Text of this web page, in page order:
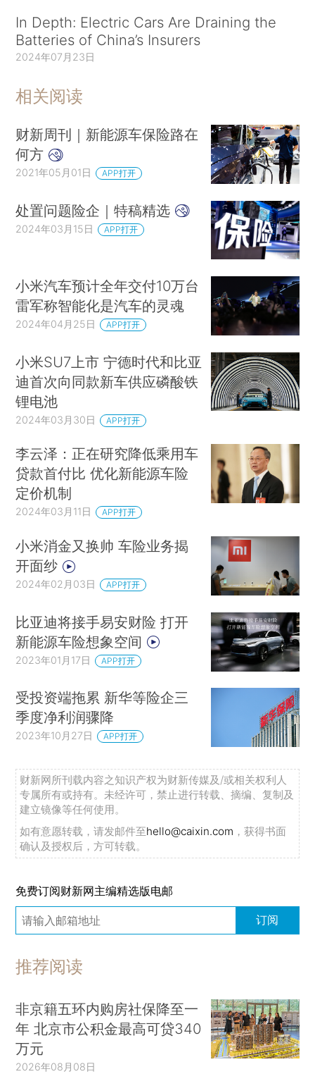
In Depth: Electric Cars Are Draining the
Batteries of China’s Insurers
2024年07月23日
相关阅读
财新周刊｜新能源车保险路在
何方
2021年05月01日 APP打开
处置问题险企｜特稿精选
2024年03月15日 APP打开
小米汽车预计全年交付10万台
雷军称智能化是汽车的灵魂
2024年04月25日 APP打开
小米SU7上市 宁德时代和比亚
迪首次向同款新车供应磷酸铁
锂电池
2024年03月30日 APP打开
李云泽：正在研究降低乘用车
贷款首付比 优化新能源车险
定价机制
2024年03月11日 APP打开
小米消金又换帅 车险业务揭
开面纱
2024年02月03日 APP打开
比亚迪将接手易安财险 打开
新能源车险想象空间
2023年01月17日 APP打开
受投资端拖累 新华等险企三
季度净利润骤降
2023年10月27日 APP打开
财新网所刊载内容之知识产权为财新传媒及/或相关权利人
专属所有或持有。未经许可，禁止进行转载、摘编、复制及
建立镜像等任何使用。
如有意愿转载，请发邮件至hello@caixin.com ，获得书面
确认及授权后，方可转载。
免费订阅财新网主编精选版电邮
订阅
推荐阅读
非京籍五环内购房社保降至一
年 北京市公积金最高可贷340
万元
2026年08月08日